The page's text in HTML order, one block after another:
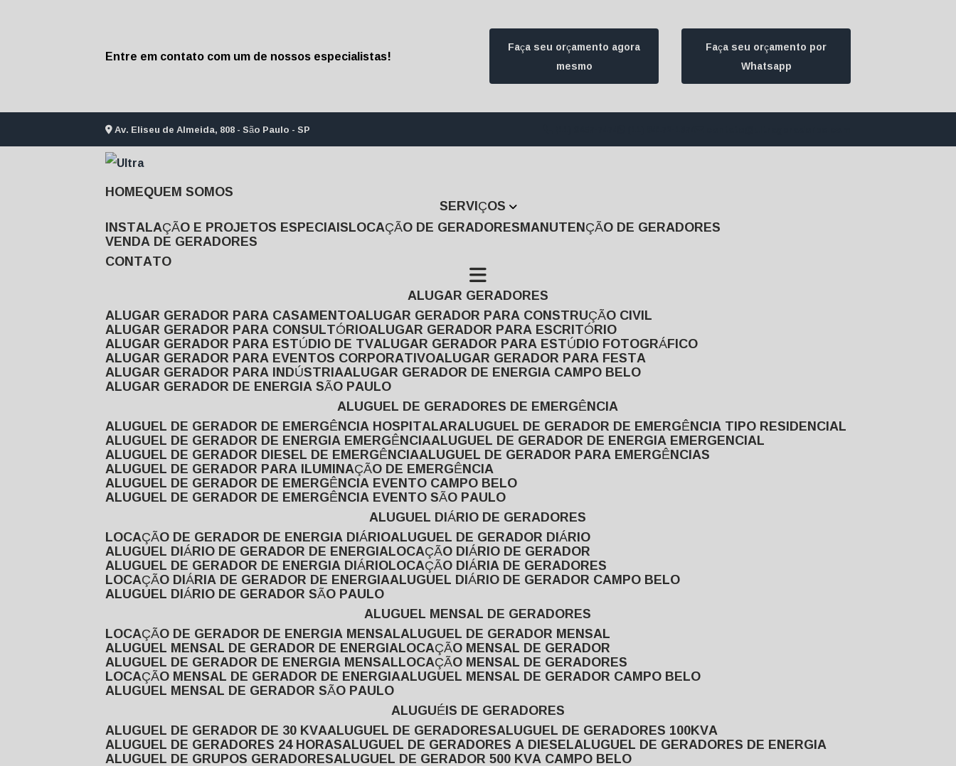
Entre em contato com um de nossos especialistas!
Faça seu orçamento agora
mesmo
Faça seu orçamento por
Whatsapp
Av. Eliseu de Almeida, 808 - São Paulo - SP
HOME QUEM SOMOS
SERVIÇOS
INSTALAÇÃO E PROJETOS ESPECIAIS LOCAÇÃO DE GERADORES MANUTENÇÃO DE GERADORES
VENDA DE GERADORES
CONTATO
ALUGAR GERADORES
ALUGAR GERADOR PARA CASAMENTO ALUGAR GERADOR PARA CONSTRUÇÃO CIVIL
ALUGAR GERADOR PARA CONSULTÓRIO ALUGAR GERADOR PARA ESCRITÓRIO
ALUGAR GERADOR PARA ESTÚDIO DE TV ALUGAR GERADOR PARA ESTÚDIO FOTOGRÁFICO
ALUGAR GERADOR PARA EVENTOS CORPORATIVO ALUGAR GERADOR PARA FESTA
ALUGAR GERADOR PARA INDÚSTRIA ALUGAR GERADOR DE ENERGIA CAMPO BELO
ALUGAR GERADOR DE ENERGIA SÃO PAULO
ALUGUEL DE GERADORES DE EMERGÊNCIA
ALUGUEL DE GERADOR DE EMERGÊNCIA HOSPITALAR ALUGUEL DE GERADOR DE EMERGÊNCIA TIPO RESIDENCIAL
ALUGUEL DE GERADOR DE ENERGIA EMERGÊNCIA ALUGUEL DE GERADOR DE ENERGIA EMERGENCIAL
ALUGUEL DE GERADOR DIESEL DE EMERGÊNCIA ALUGUEL DE GERADOR PARA EMERGÊNCIAS
ALUGUEL DE GERADOR PARA ILUMINAÇÃO DE EMERGÊNCIA
ALUGUEL DE GERADOR DE EMERGÊNCIA EVENTO CAMPO BELO
ALUGUEL DE GERADOR DE EMERGÊNCIA EVENTO SÃO PAULO
ALUGUEL DIÁRIO DE GERADORES
LOCAÇÃO DE GERADOR DE ENERGIA DIÁRIO ALUGUEL DE GERADOR DIÁRIO
ALUGUEL DIÁRIO DE GERADOR DE ENERGIA LOCAÇÃO DIÁRIO DE GERADOR
ALUGUEL DE GERADOR DE ENERGIA DIÁRIO LOCAÇÃO DIÁRIA DE GERADORES
LOCAÇÃO DIÁRIA DE GERADOR DE ENERGIA ALUGUEL DIÁRIO DE GERADOR CAMPO BELO
ALUGUEL DIÁRIO DE GERADOR SÃO PAULO
ALUGUEL MENSAL DE GERADORES
LOCAÇÃO DE GERADOR DE ENERGIA MENSAL ALUGUEL DE GERADOR MENSAL
ALUGUEL MENSAL DE GERADOR DE ENERGIA LOCAÇÃO MENSAL DE GERADOR
ALUGUEL DE GERADOR DE ENERGIA MENSAL LOCAÇÃO MENSAL DE GERADORES
LOCAÇÃO MENSAL DE GERADOR DE ENERGIA ALUGUEL MENSAL DE GERADOR CAMPO BELO
ALUGUEL MENSAL DE GERADOR SÃO PAULO
ALUGUÉIS DE GERADORES
ALUGUEL DE GERADOR DE 30 KVA ALUGUEL DE GERADORES ALUGUEL DE GERADORES 100KVA
ALUGUEL DE GERADORES 24 HORAS ALUGUEL DE GERADORES A DIESEL ALUGUEL DE GERADORES DE ENERGIA
ALUGUEL DE GRUPOS GERADORES ALUGUEL DE GERADOR 500 KVA CAMPO BELO